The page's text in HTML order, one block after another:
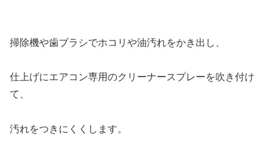
掃除機や歯ブラシでホコリや油汚れをかき出し、
仕上げにエアコン専用のクリーナースプレーを吹き付け
て、
汚れをつきにくくします。